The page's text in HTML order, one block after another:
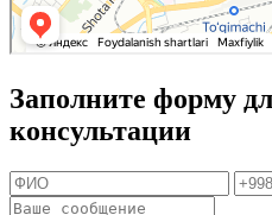
Заполните форму
консультации